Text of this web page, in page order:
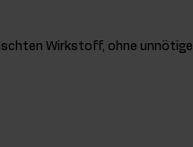
Wirkstoff, ohne unnötige